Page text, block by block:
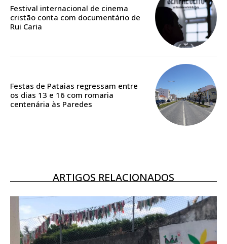
Festival internacional de cinema
cristão conta com documentário de
Rui Caria
Festas de Pataias regressam entre
os dias 13 e 16 com romaria
centenária às Paredes
ARTIGOS RELACIONADOS